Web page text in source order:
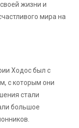
жизни и
мира на
Ходос был с
с которым они
стали
большое